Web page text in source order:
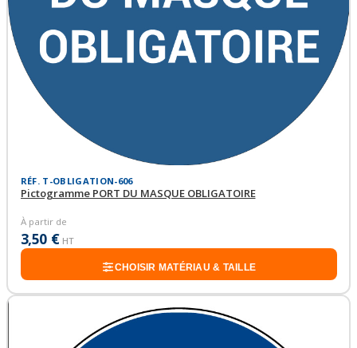
RÉF. T-OBLIGATION-606
Pictogramme PORT DU MASQUE OBLIGATOIRE
À partir de
3,50 € HT
CHOISIR MATÉRIAU & TAILLE